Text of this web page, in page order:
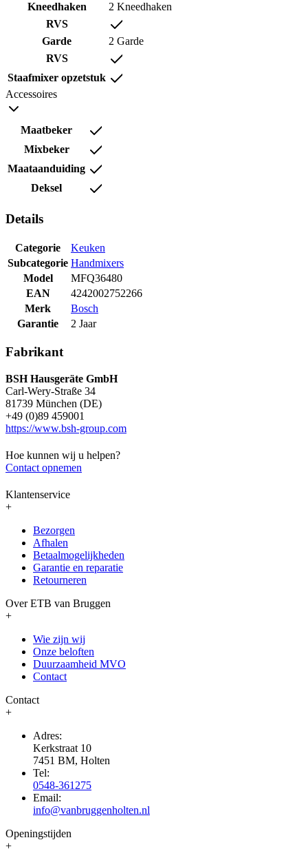
Kneedhaken
2 Kneedhaken
RVS
Garde
2 Garde
RVS
Staafmixer opzetstuk
Accessoires
Maatbeker
Mixbeker
Maataanduiding
Deksel
Details
Categorie
Keuken
Subcategorie Handmixers
Model
MFQ36480
EAN
4242002752266
Merk
Bosch
Garantie
2 Jaar
Fabrikant
BSH Hausgeräte GmbH
Carl-Wery-Straße 34
81739 München (DE)
+49 (0)89 459001
https://www.bsh-group.com
Hoe kunnen wij u helpen?
Contact opnemen
Klantenservice
+
Bezorgen
Afhalen
Betaalmogelijkheden
Garantie en reparatie
Retourneren
Over ETB van Bruggen
+
Wie zijn wij
Onze beloften
Duurzaamheid MVO
Contact
Contact
+
Adres:
Kerkstraat 10
7451 BM, Holten
Tel:
0548-361275
Email:
info@vanbruggenholten.nl
Openingstijden
+